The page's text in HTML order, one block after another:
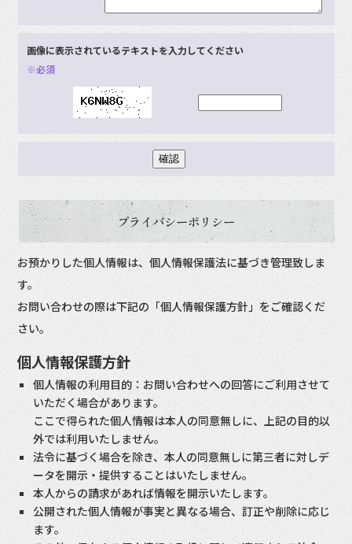
画像に表示されているテキストを入力してください
※必須
プライバシーポリシー
お預かりした個人情報は、個人情報保護法に基づき管理致しま
す。
お問い合わせの際は下記の「個人情報保護方針」をご確認くだ
さい。
個人情報保護方針
個人情報の利用目的：お問い合わせへの回答にご利用させて
いただく場合があります。
ここで得られた個人情報は本人の同意無しに、上記の目的以
外では利用いたしません。
法令に基づく場合を除き、本人の同意無しに第三者に対しデ
ータを開示・提供することはいたしません。
本人からの請求があれば情報を開示いたします。
公開された個人情報が事実と異なる場合、訂正や削除に応じ
ます。